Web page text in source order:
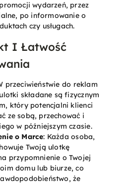
wydarzeń, przez
po informowanie o
czy usługach.
I Łatwość
przeciwieństwie do reklam
składane są fizycznym
który potencjalni klienci
ze sobą, przechować i
w późniejszym czasie.
o Marce: Każda osoba,
Twoją ulotkę
przypomnienie o Twojej
domu lub biurze, co
że